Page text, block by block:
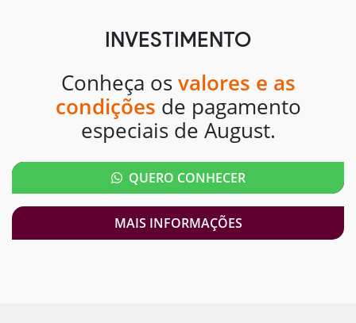
INVESTIMENTO
Conheça os valores e as
condições de pagamento
especiais de August.
QUERO CONHECER
MAIS INFORMAÇÕES